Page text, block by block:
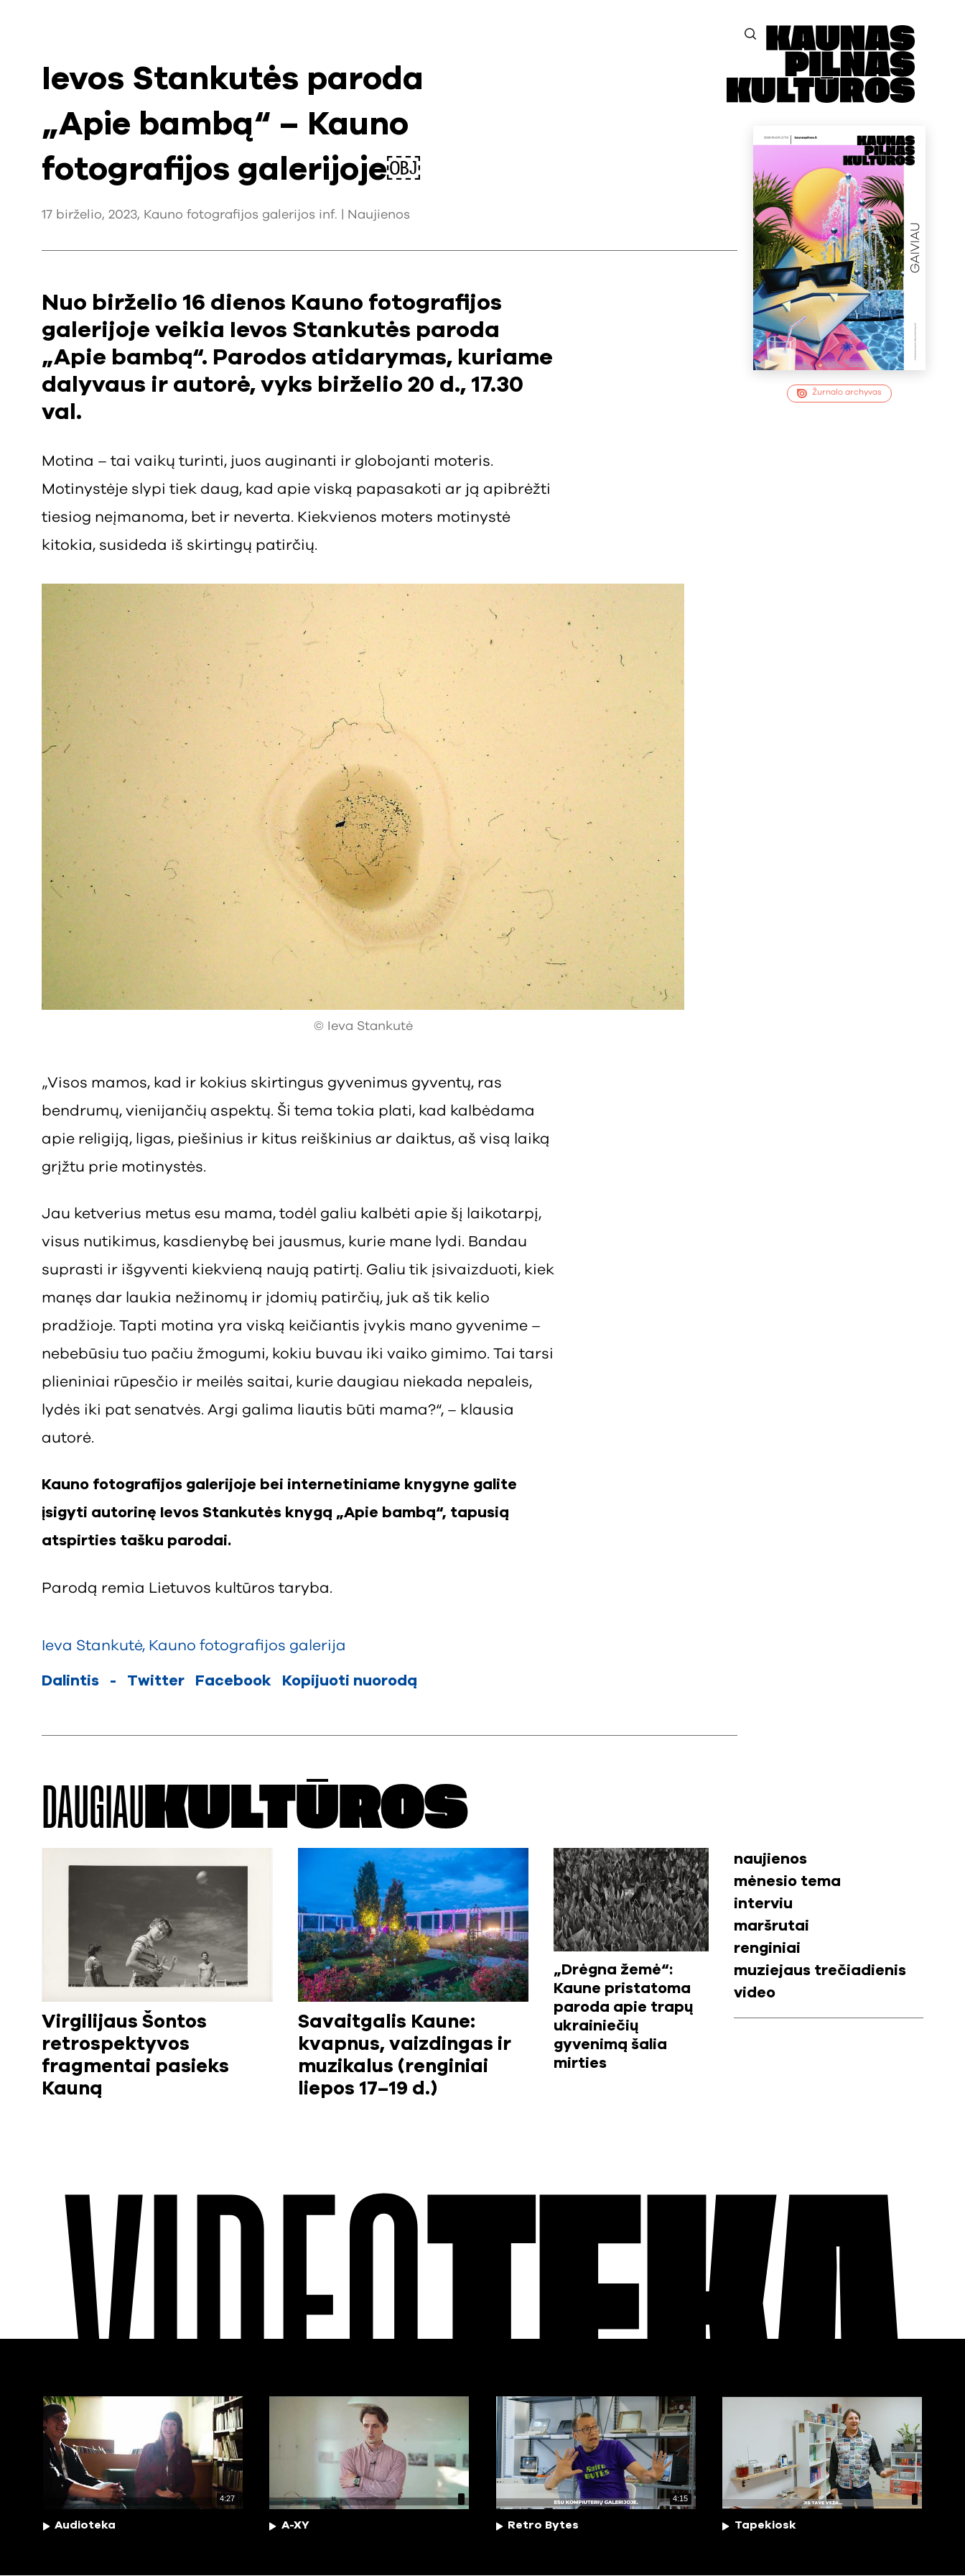
Žurnalo archyvas
Ievos Stankutės paroda
„Apie bambą“ – Kauno
fotografijos galerijoje￼
17 birželio, 2023, Kauno fotografijos galerijos inf. | Naujienos
Nuo birželio 16 dienos Kauno fotografijos
galerijoje veikia Ievos Stankutės paroda
„Apie bambą“. Parodos atidarymas, kuriame
dalyvaus ir autorė, vyks birželio 20 d., 17.30
val.
Motina – tai vaikų turinti, juos auginanti ir globojanti moteris.
Motinystėje slypi tiek daug, kad apie viską papasakoti ar ją apibrėžti
tiesiog neįmanoma, bet ir neverta. Kiekvienos moters motinystė
kitokia, susideda iš skirtingų patirčių.
© Ieva Stankutė
„Visos mamos, kad ir kokius skirtingus gyvenimus gyventų, ras
bendrumų, vienijančių aspektų. Ši tema tokia plati, kad kalbėdama
apie religiją, ligas, piešinius ir kitus reiškinius ar daiktus, aš visą laiką
grįžtu prie motinystės.
Jau ketverius metus esu mama, todėl galiu kalbėti apie šį laikotarpį,
visus nutikimus, kasdienybę bei jausmus, kurie mane lydi. Bandau
suprasti ir išgyventi kiekvieną naują patirtį. Galiu tik įsivaizduoti, kiek
manęs dar laukia nežinomų ir įdomių patirčių, juk aš tik kelio
pradžioje. Tapti motina yra viską keičiantis įvykis mano gyvenime –
nebebūsiu tuo pačiu žmogumi, kokiu buvau iki vaiko gimimo. Tai tarsi
plieniniai rūpesčio ir meilės saitai, kurie daugiau niekada nepaleis,
lydės iki pat senatvės. Argi galima liautis būti mama?“, – klausia
autorė.
Kauno fotografijos galerijoje bei internetiniame knygyne galite
įsigyti autorinę Ievos Stankutės knygą „Apie bambą“, tapusią
atspirties tašku parodai.
Parodą remia Lietuvos kultūros taryba.
Ieva Stankutė, Kauno fotografijos galerija
Dalintis - Twitter Facebook Kopijuoti nuorodą
DAUGIAU KULTŪROS
Virgilijaus Šontos
retrospektyvos
fragmentai pasieks
Kauną
Savaitgalis Kaune:
kvapnus, vaizdingas ir
muzikalus (renginiai
liepos 17–19 d.)
„Drėgna žemė“:
Kaune pristatoma
paroda apie trapų
ukrainiečių
gyvenimą šalia
mirties
naujienos
mėnesio tema
interviu
maršrutai
renginiai
muziejaus trečiadienis
video
VIDEOTEKA
4:27
Audioteka A-XY
4:15
Retro Bytes Tapekiosk